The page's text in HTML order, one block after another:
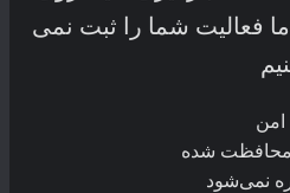
- ما فعالیت شما را ثبت نمی
امن
شده
نمی‌شود